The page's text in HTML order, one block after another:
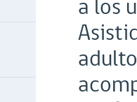
a los